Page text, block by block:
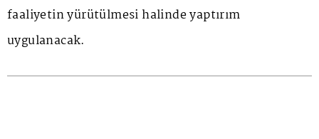
faaliyetin yürütülmesi halinde yaptırım
uygulanacak.